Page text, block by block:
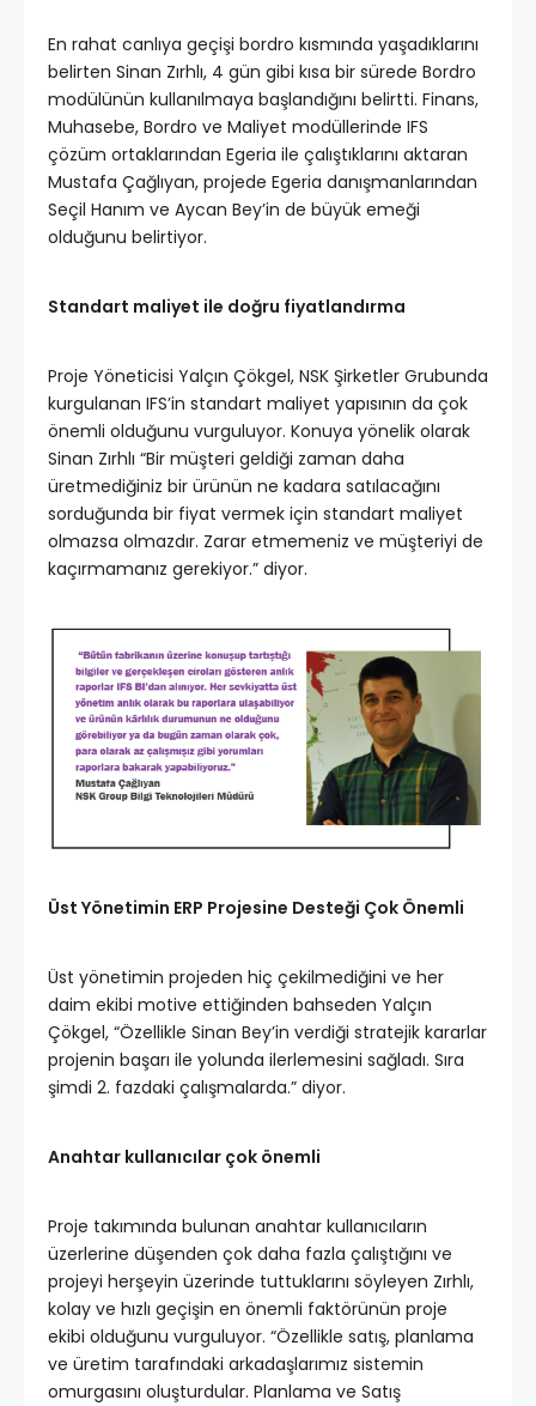
En rahat canlıya geçişi bordro kısmında yaşadıklarını
belirten Sinan Zırhlı, 4 gün gibi kısa bir sürede Bordro
modülünün kullanılmaya başlandığını belirtti. Finans,
Muhasebe, Bordro ve Maliyet modüllerinde IFS
çözüm ortaklarından Egeria ile çalıştıklarını aktaran
Mustafa Çağlıyan, projede Egeria danışmanlarından
Seçil Hanım ve Aycan Bey’in de büyük emeği
olduğunu belirtiyor.
Standart maliyet ile doğru fiyatlandırma
Proje Yöneticisi Yalçın Çökgel, NSK Şirketler Grubunda
kurgulanan IFS’in standart maliyet yapısının da çok
önemli olduğunu vurguluyor. Konuya yönelik olarak
Sinan Zırhlı “Bir müşteri geldiği zaman daha
üretmediğiniz bir ürünün ne kadara satılacağını
sorduğunda bir fiyat vermek için standart maliyet
olmazsa olmazdır. Zarar etmemeniz ve müşteriyi de
kaçırmamanız gerekiyor.” diyor.
Üst Yönetimin ERP Projesine Desteği Çok Önemli
Üst yönetimin projeden hiç çekilmediğini ve her
daim ekibi motive ettiğinden bahseden Yalçın
Çökgel, “Özellikle Sinan Bey’in verdiği stratejik kararlar
projenin başarı ile yolunda ilerlemesini sağladı. Sıra
şimdi 2. fazdaki çalışmalarda.” diyor.
Anahtar kullanıcılar çok önemli
Proje takımında bulunan anahtar kullanıcıların
üzerlerine düşenden çok daha fazla çalıştığını ve
projeyi herşeyin üzerinde tuttuklarını söyleyen Zırhlı,
kolay ve hızlı geçişin en önemli faktörünün proje
ekibi olduğunu vurguluyor. “Özellikle satış, planlama
ve üretim tarafındaki arkadaşlarımız sistemin
omurgasını oluşturdular. Planlama ve Satış